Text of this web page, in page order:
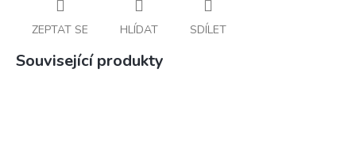
ZEPTAT SE HLÍDAT SDÍLET
Související produkty